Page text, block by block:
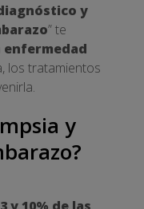
y
” te
enfermedad
los tratamientos
y